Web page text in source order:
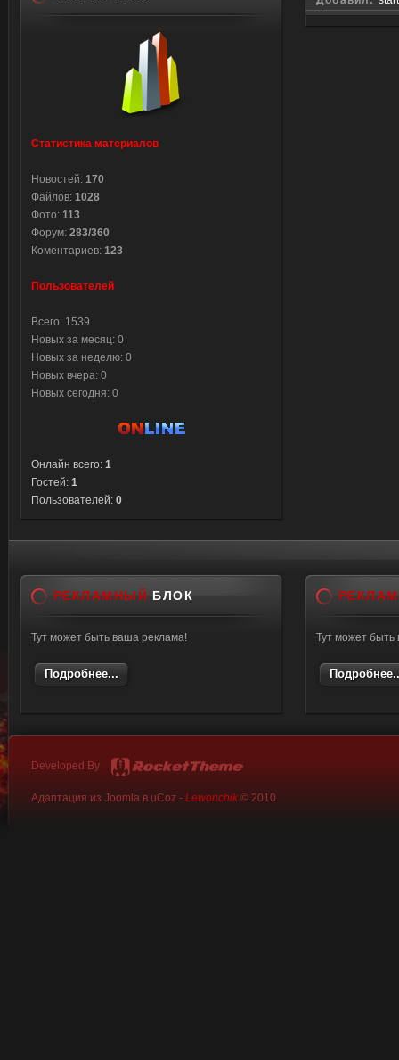
</
</
Статистика материалов
Новостей: 170
Файлов: 1028
Фото: 113
Форум: 283/360
Коментариев: 123
Пользователей
Всего: 1539
Новых за месяц: 0
Новых за неделю: 0
Новых вчера: 0
Новых сегодня: 0
Онлайн всего: 1
Гостей: 1
Пользователей: 0
РЕКЛАМНЫЙ БЛОК
Тут может быть ваша реклама!
Подробнее...
Тут может
Developed By
Адаптация из Joomla в uCoz - Lewonchik© 2010